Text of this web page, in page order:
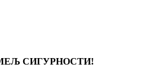
СИГУРНОСТИ!